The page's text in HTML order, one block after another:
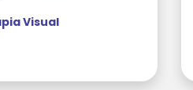
Visual